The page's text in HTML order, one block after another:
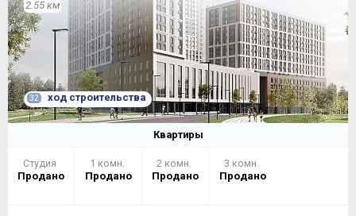
2.55 км
32 ход строительства
Квартиры
Студия
Продано
1 комн.
Продано
2 комн.
Продано
3 комн.
Продано